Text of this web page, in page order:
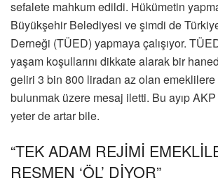
sefalete mahkum edildi. Hükümetin
Büyükşehir Belediyesi ve şimdi de
Derneği (TÜED) yapmaya çalışıyor.
yaşam koşullarını dikkate alarak bir
geliri 3 bin 800 liradan az olan emeklilere
bulunmak üzere mesaj iletti. Bu ayıp
yeter de artar bile.
“TEK ADAM REJİMİ
RESMEN ‘ÖL’ DİYOR”